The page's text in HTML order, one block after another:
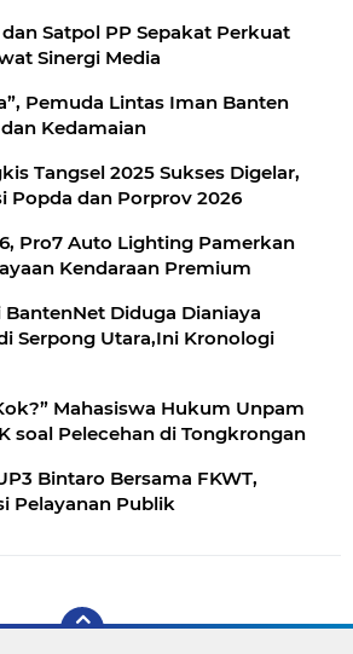
Satpol PP Sepakat Perkuat
Sinergi Media
Pemuda Lintas Iman Banten
Kedamaian
Tangsel 2025 Sukses Digelar,
Popda dan Porprov 2026
Pro7 Auto Lighting Pamerkan
Kendaraan Premium
Diduga Dianiaya
Serpong Utara,Ini Kronologi
Mahasiswa Hukum Unpam
soal Pelecehan di Tongkrongan
Bintaro Bersama FKWT,
Pelayanan Publik